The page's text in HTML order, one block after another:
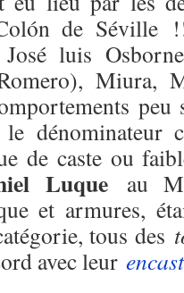
Colón de
José luis
Miura,
peu
dénominateur
de caste ou
Luqueau
et armures,
tous des
avec leur